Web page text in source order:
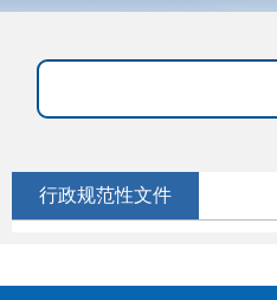
行政规范性文件